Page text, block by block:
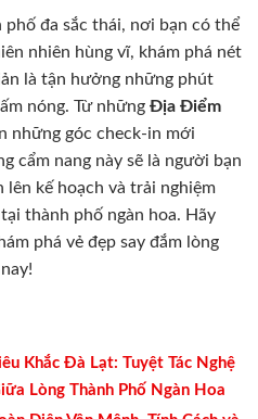
đa sắc thái, nơi bạn có thể
nhiên hùng vĩ, khám phá nét
là tận hưởng những phút
nóng. Từ những Địa Điểm
những góc check-in mới
cẩm nang này sẽ là người bạn
lên kế hoạch và trải nghiệm
thành phố ngàn hoa. Hãy
phá vẻ đẹp say đắm lòng
Khắc Đà Lạt: Tuyệt Tác Nghệ
Lòng Thành Phố Ngàn Hoa